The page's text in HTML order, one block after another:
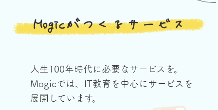
Mogicがつくるサービス
人生100年時代に必要なサービスを。
Mogicでは、IT教育を中心にサービスを
展開しています。